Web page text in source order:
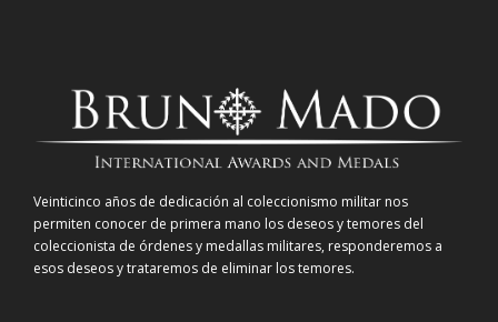
Veinticinco años de dedicación al coleccionismo militar nos
permiten conocer de primera mano los deseos y temores del
coleccionista de órdenes y medallas militares, responderemos a
esos deseos y trataremos de eliminar los temores.